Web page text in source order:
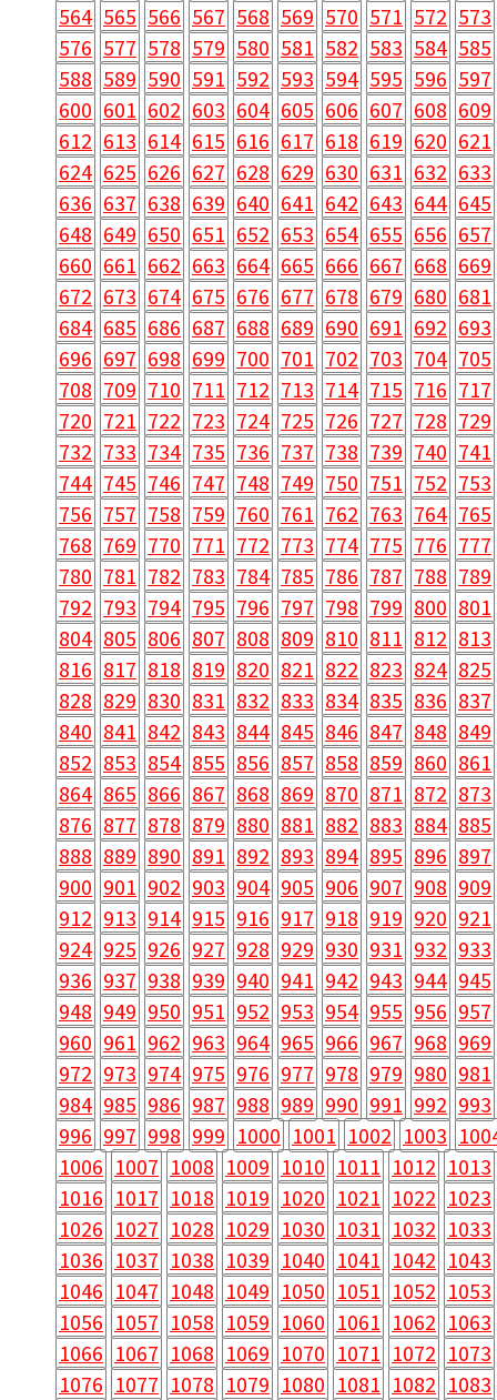
564 565 566 567 568 569 570 571 572 573
576 577 578 579 580 581 582 583 584 585
588 589 590 591 592 593 594 595 596 597
600 601 602 603 604 605 606 607 608 609
612 613 614 615 616 617 618 619 620 621
624 625 626 627 628 629 630 631 632 633
636 637 638 639 640 641 642 643 644 645
648 649 650 651 652 653 654 655 656 657
660 661 662 663 664 665 666 667 668 669
672 673 674 675 676 677 678 679 680 681
684 685 686 687 688 689 690 691 692 693
696 697 698 699 700 701 702 703 704 705
708 709 710 711 712 713 714 715 716 717
720 721 722 723 724 725 726 727 728 729
732 733 734 735 736 737 738 739 740 741
744 745 746 747 748 749 750 751 752 753
756 757 758 759 760 761 762 763 764 765
768 769 770 771 772 773 774 775 776 777
780 781 782 783 784 785 786 787 788 789
792 793 794 795 796 797 798 799 800 801
804 805 806 807 808 809 810 811 812 813
816 817 818 819 820 821 822 823 824 825
828 829 830 831 832 833 834 835 836 837
840 841 842 843 844 845 846 847 848 849
852 853 854 855 856 857 858 859 860 861
864 865 866 867 868 869 870 871 872 873
876 877 878 879 880 881 882 883 884 885
888 889 890 891 892 893 894 895 896 897
900 901 902 903 904 905 906 907 908 909
912 913 914 915 916 917 918 919 920 921
924 925 926 927 928 929 930 931 932 933
936 937 938 939 940 941 942 943 944 945
948 949 950 951 952 953 954 955 956 957
960 961 962 963 964 965 966 967 968 969
972 973 974 975 976 977 978 979 980 981
984 985 986 987 988 989 990 991 992 993
996 997 998 999 1000 1001 1002 1003
1006 1007 1008 1009 1010 1011 1012 1013
1016 1017 1018 1019 1020 1021 1022 1023
1026 1027 1028 1029 1030 1031 1032 1033
1036 1037 1038 1039 1040 1041 1042 1043
1046 1047 1048 1049 1050 1051 1052 1053
1056 1057 1058 1059 1060 1061 1062 1063
1066 1067 1068 1069 1070 1071 1072 1073
1076 1077 1078 1079 1080 1081 1082 1083